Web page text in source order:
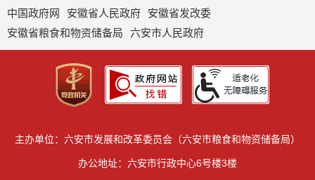
中国政府网
安徽省人民政府
安徽省发改委
安徽省粮食和物资储备局
六安市人民政府
主办单位：六安市发展和改革委员会（六安市粮食和物资储备局）
办公地址：六安市行政中心6号楼3楼